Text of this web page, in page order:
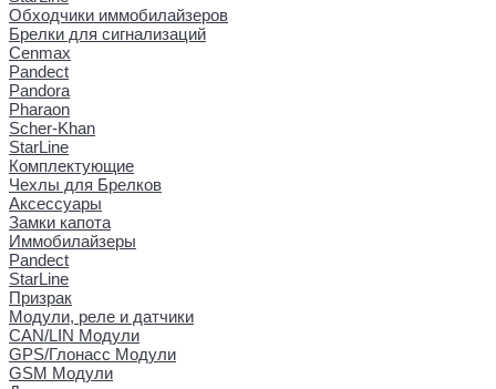
Обходчики иммобилайзеров
Брелки для сигнализаций
Cenmax
Pandect
Pandora
Pharaon
Scher-Khan
StarLine
Комплектующие
Чехлы для Брелков
Аксессуары
Замки капота
Иммобилайзеры
Pandect
StarLine
Призрак
Модули, реле и датчики
CAN/LIN Модули
GPS/Глонасс Модули
GSM Модули